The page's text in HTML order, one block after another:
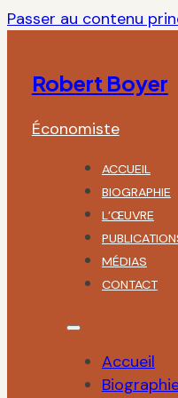
Passer au contenu
Robert Boyer
Économiste
ACCUEIL
BIOGRAPHIE
L’ŒUVRE
MÉDIAS
CONTACT
Accueil